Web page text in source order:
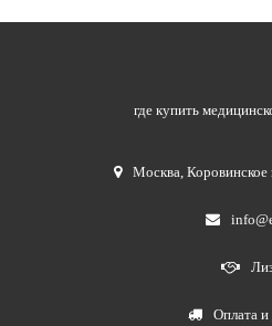
где купить
Москва,
Оплата и